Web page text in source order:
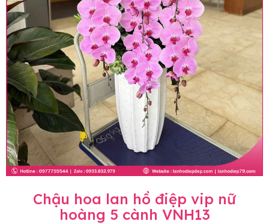
Chậu hoa lan hồ điệp vip nữ
hoàng 5 cành VNH13